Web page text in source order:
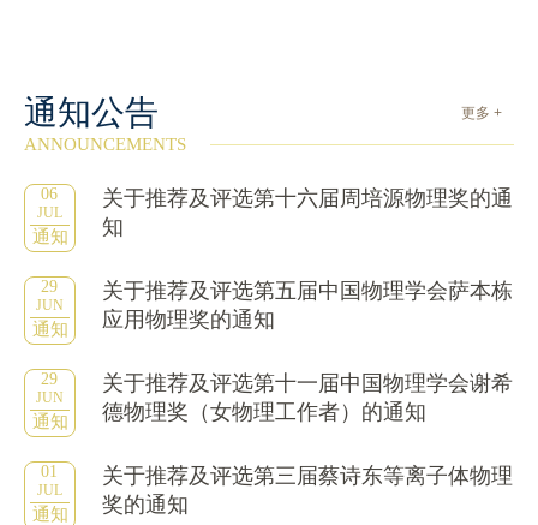
通知公告 更多 +
ANNOUNCEMENTS
06
JUL
通知
关于推荐及评选第十六届周培源物理奖的通
知
29
JUN
通知
关于推荐及评选第五届中国物理学会萨本栋
应用物理奖的通知
29
JUN
通知
关于推荐及评选第十一届中国物理学会谢希
德物理奖（女物理工作者）的通知
01
JUL
通知
关于推荐及评选第三届蔡诗东等离子体物理
奖的通知